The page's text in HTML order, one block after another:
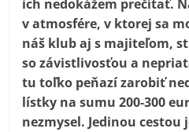
ich nedokážem prečítať.
v atmosfére, v ktorej sa
náš klub aj s majiteľom,
so závistlivosťou a
tu toľko peňazí zarobiť
lístky na sumu 200-300
nezmysel. Jedinou cestou